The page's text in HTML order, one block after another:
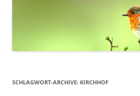
SCHLAGWORT-ARCHIVE: KIRCHHOF